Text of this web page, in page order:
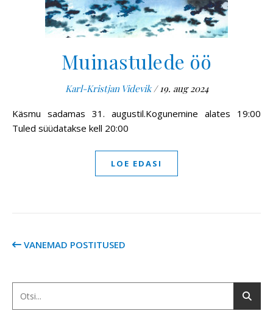
Muinastulede öö
Karl-Kristjan Videvik / 19. aug 2024
Käsmu sadamas 31. augustil.Kogunemine alates 19:00
Tuled süüdatakse kell 20:00
LOE EDASI
VANEMAD POSTITUSED